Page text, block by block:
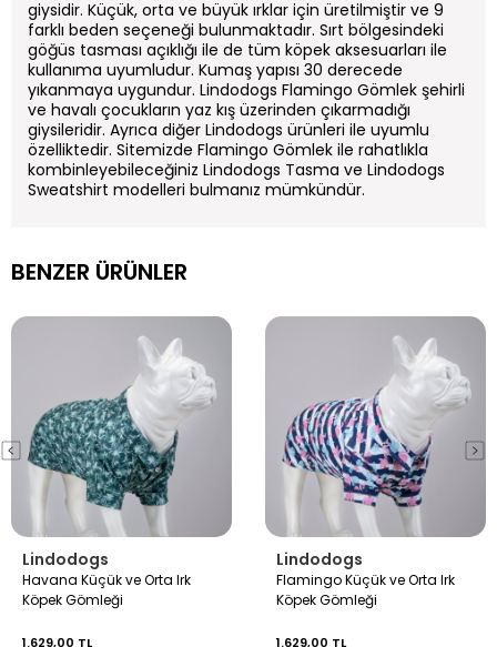
giysidir. Küçük, orta ve büyük ırklar için üretilmiştir ve 9
farklı beden seçeneği bulunmaktadır. Sırt bölgesindeki
göğüs tasması açıklığı ile de tüm köpek aksesuarları ile
kullanıma uyumludur. Kumaş yapısı 30 derecede
yıkanmaya uygundur. Lindodogs Flamingo Gömlek şehirli
ve havalı çocukların yaz kış üzerinden çıkarmadığı
giysileridir. Ayrıca diğer Lindodogs ürünleri ile uyumlu
özelliktedir. Sitemizde Flamingo Gömlek ile rahatlıkla
kombinleyebileceğiniz Lindodogs Tasma ve Lindodogs
Sweatshirt modelleri bulmanız mümkündür.
BENZER ÜRÜNLER
Lindodogs
Havana Küçük ve Orta Irk
Köpek Gömleği
1.629,00 TL
Lindodogs
Flamingo Küçük ve Orta Irk
Köpek Gömleği
1.629,00 TL